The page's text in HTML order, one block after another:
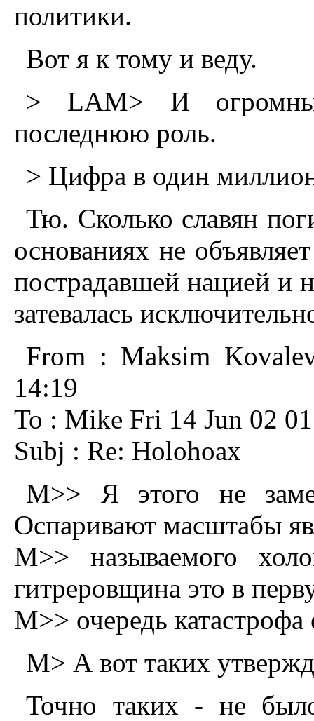
политики.
Вот я к тому и веду.
> LAM> И
последнюю роль.
> Цифра в один
Тю. Сколько славян
основаниях не
пострадавшей нацией и
затевалась
From : Maksim
14:19
To : Mike Fri 14 Jun 02
Subj : Re: Holohoax
M>> Я этого не
Оспаривают масштабы
M>> называемого
гитреровщина это в
M>> очередь катастрофа
M> А вот таких
Точно таких - не